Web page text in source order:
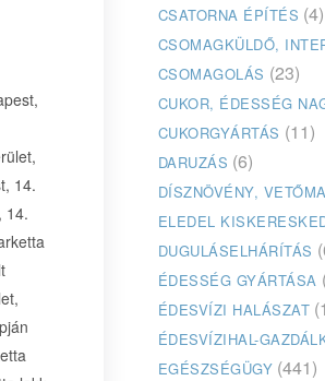
CSATORNA ÉPÍTÉS (4)
CSOMAGKÜLDŐ,
CSOMAGOLÁS (23)
CUKOR, ÉDESSÉG
CUKORGYÁRTÁS (11)
DARUZÁS (6)
DÍSZNÖVÉNY,
ELEDEL
DUGULÁSELHÁRÍTÁS
ÉDESSÉG GYÁRTÁSA
ÉDESVÍZI HALÁSZAT
ÉDESVÍZIHAL-
EGÉSZSÉGÜGY (441)